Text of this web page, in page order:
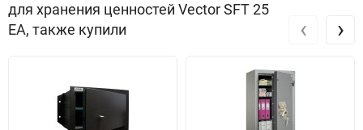
для хранения ценностей Vector SFT 25
EA, также купили
‹ ›